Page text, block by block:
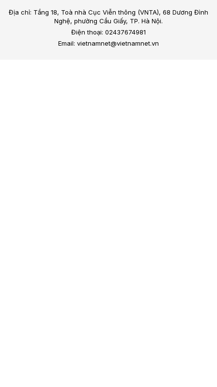
Địa chỉ: Tầng 18, Toà nhà Cục Viễn thông (VNTA), 68 Dương Đình
Nghệ, phường Cầu Giấy, TP. Hà Nội.
Điện thoại: 02437674981
Email: vietnamnet@vietnamnet.vn